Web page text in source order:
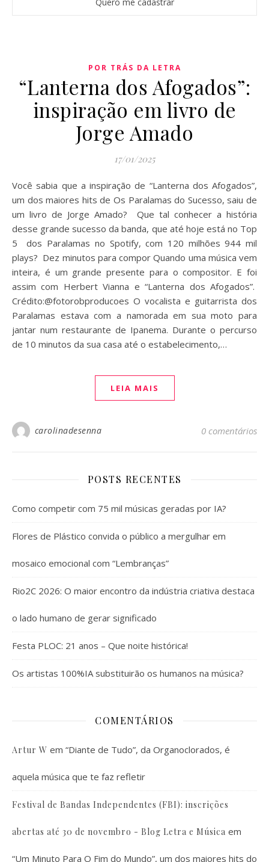
POR TRÁS DA LETRA
“Lanterna dos Afogados”:
inspiração em livro de
Jorge Amado
17/01/2025
Você sabia que a inspiração de “Lanterna dos Afogados”,
um dos maiores hits de Os Paralamas do Sucesso, saiu de
um livro de Jorge Amado? Que tal conhecer a história
desse grande sucesso da banda, que até hoje está no Top
5 dos Paralamas no Spotify, com 120 milhões 944 mil
plays? Dez minutos para compor Quando uma música vem
inteira, é um grande presente para o compositor. E foi
assim com Herbert Vianna e “Lanterna dos Afogados”.
Crédito:@fotorobproducoes O vocalista e guitarrista dos
Paralamas estava com a namorada em sua moto para
jantar num restaurante de Ipanema. Durante o percurso
de 10 minutos da sua casa até o estabelecimento,…
LEIA MAIS
carolinadesenna 0 comentários
POSTS RECENTES
Como competir com 75 mil músicas geradas por IA?
Flores de Plástico convida o público a mergulhar em
mosaico emocional com “Lembranças”
Rio2C 2026: O maior encontro da indústria criativa destaca
o lado humano de gerar significado
Festa PLOC: 21 anos – Que noite histórica!
Os artistas 100%IA substituirão os humanos na música?
COMENTÁRIOS
Artur W em “Diante de Tudo”, da Organoclorados, é
aquela música que te faz refletir
Festival de Bandas Independentes (FBI): inscrições
abertas até 30 de novembro - Blog Letra e Música em
“Um Minuto Para O Fim do Mundo”, um dos maiores hits do